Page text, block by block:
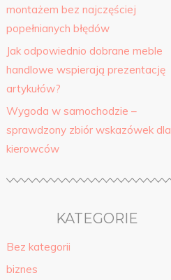
montażem bez najczęściej
popełnianych błędów
Jak odpowiednio dobrane meble
handlowe wspierają prezentację
artykułów?
Wygoda w samochodzie –
sprawdzony zbiór wskazówek dla
kierowców
KATEGORIE
Bez kategorii
biznes